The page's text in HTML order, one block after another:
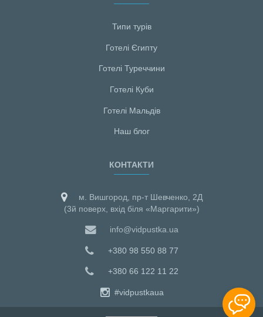
Типи турів
Готелі Єгипту
Готелі Туреччини
Готелі Куби
Готелі Мальдiв
Наш блог
КОНТАКТИ
м. Вишгород, пр-т Шевченко, 2Д
(3й поверх, вхід біля «Маргарити»)
info@vidpustka.ua
+380 98 550 88 77
+380 66 122 11 22
#vidpustkaua